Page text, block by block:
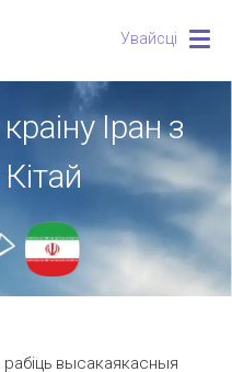
Увайсці
Іран з
высакаякасныя